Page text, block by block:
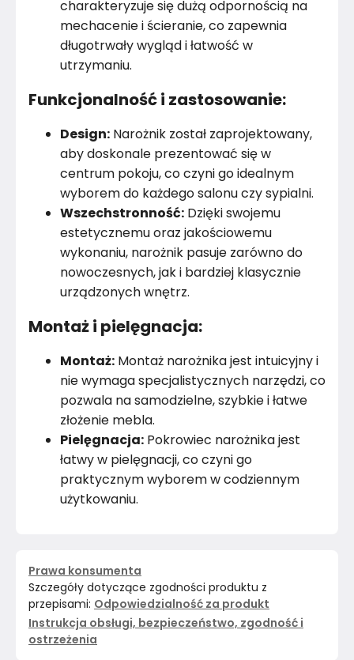
charakteryzuje się dużą odpornością na
mechacenie i ścieranie, co zapewnia
długotrwały wygląd i łatwość w
utrzymaniu.
Funkcjonalność i zastosowanie:
Design: Narożnik został zaprojektowany,
aby doskonale prezentować się w
centrum pokoju, co czyni go idealnym
wyborem do każdego salonu czy sypialni.
Wszechstronność: Dzięki swojemu
estetycznemu oraz jakościowemu
wykonaniu, narożnik pasuje zarówno do
nowoczesnych, jak i bardziej klasycznie
urządzonych wnętrz.
Montaż i pielęgnacja:
Montaż: Montaż narożnika jest intuicyjny i
nie wymaga specjalistycznych narzędzi, co
pozwala na samodzielne, szybkie i łatwe
złożenie mebla.
Pielęgnacja: Pokrowiec narożnika jest
łatwy w pielęgnacji, co czyni go
praktycznym wyborem w codziennym
użytkowaniu.
Prawa konsumenta
Szczegóły dotyczące zgodności produktu z
przepisami: Odpowiedzialność za produkt
Instrukcja obsługi, bezpieczeństwo, zgodność i
ostrzeżenia